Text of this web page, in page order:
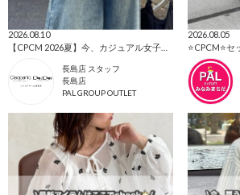
2026.08.10
長島店 スタッフ
長島店
PAL GROUP OUTLET
2026.08.05